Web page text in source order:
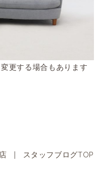
更する場合もあります
| スタッフブログTOP